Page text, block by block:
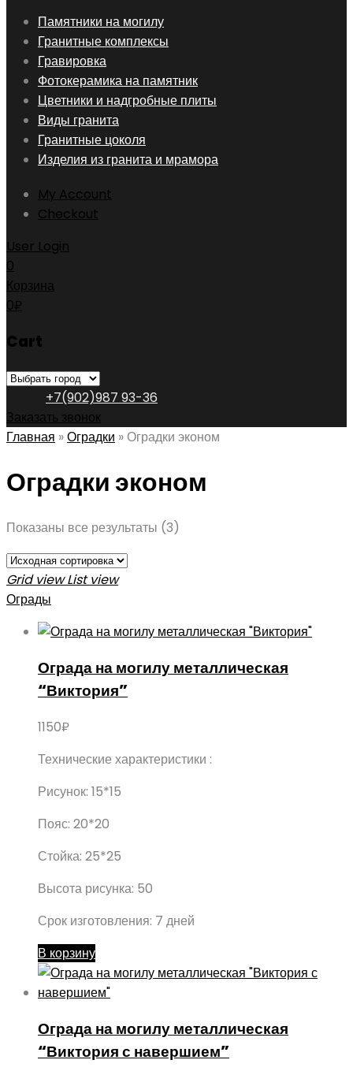
Skip
content
Памятники на могилу
Гранитные комплексы
Гравировка
Фотокерамика на памятник
Цветники и надгробные плиты
Виды гранита
Гранитные цоколя
Изделия из гранита и мрамора
My Account
Checkout
User Login
0
Корзина
0₽
Cart
+7(902)987 93-36
Заказать звонок
Главная »Оградки »Оградки эконом
Оградки эконом
Показаны все результаты (3)
Grid view List view
Ограды
Ограда на могилу металлическая
“Виктория”
1150₽
Технические характеристики :
Рисунок: 15*15
Пояс: 20*20
Стойка: 25*25
Высота рисунка: 50
Срок изготовления: 7 дней
В корзину
Ограда на могилу металлическая
“Виктория с навершием”